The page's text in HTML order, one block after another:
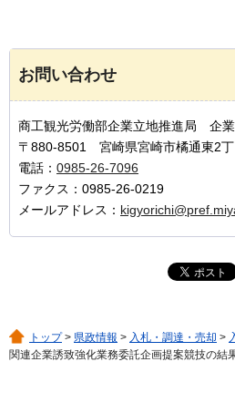
お問い合わせ
商工観光労働部企業立地推進局 企
〒880-8501 宮崎県宮崎市橘通東2
電話： 0985-26-7096
ファクス：0985-26-0219
メールアドレス：
トップ> 県政情報 > 入札・調達・売却 >
関連企業誘致強化業務委託企画提案競技の結